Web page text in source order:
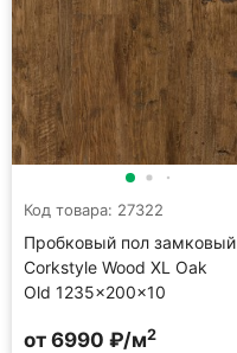
Код товара: 27322
Пробковый пол замковый
Corkstyle Wood XL Oak
Old 1235×200×10
от 6990 ₽/м2